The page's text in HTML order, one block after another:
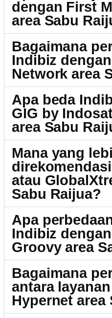
dengan First
area Sabu
Bagaimana
Indibiz
Network area
Apa beda
GIG by
area Sabu
Mana yang
atau
Sabu Raijua?
Apa
Indibiz
Groovy area
Bagaimana
antara
Hypernet area